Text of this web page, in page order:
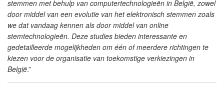
stemmen met behulp van computertechnologieën in België, zowel
door middel van een evolutie van het elektronisch stemmen zoals
we dat vandaag kennen als door middel van online
stemtechnologieën. Deze studies bieden interessante en
gedetailleerde mogelijkheden om één of meerdere richtingen te
kiezen voor de organisatie van toekomstige verkiezingen in
België.”